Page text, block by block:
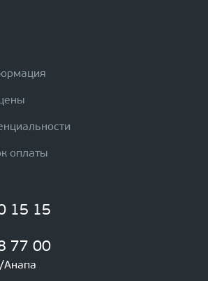
оплаты
15 15
77 00
Анапа